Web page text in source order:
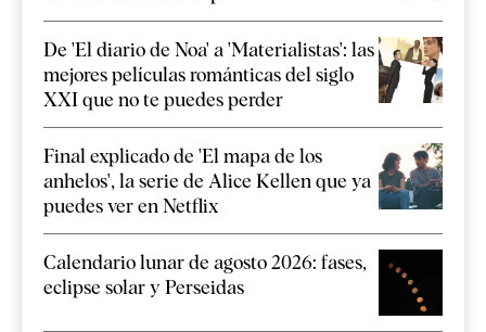
De 'El diario de Noa' a 'Materialistas': las
mejores películas románticas del siglo
XXI que no te puedes perder
Final explicado de 'El mapa de los
anhelos', la serie de Alice Kellen que ya
puedes ver en Netflix
Calendario lunar de agosto 2026: fases,
eclipse solar y Perseidas